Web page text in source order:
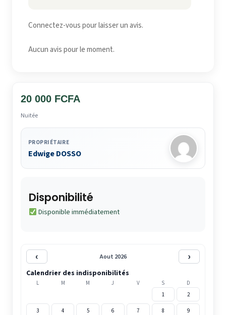
Connectez-vous pour laisser un avis.
Aucun avis pour le moment.
20 000 FCFA
Nuitée
PROPRIÉTAIRE
Edwige DOSSO
Disponibilité
Disponible immédiatement
‹ Aout 2026 ›
Calendrier des indisponibilités
L M M J V S
D
1
2
3 4 5 6 7 8 9